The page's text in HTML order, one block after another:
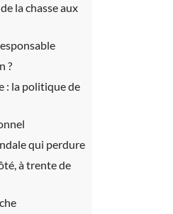
la chasse aux
?
: la politique de
qui perdure
à trente de